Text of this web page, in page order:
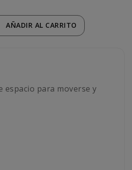
AÑADIR AL CARRITO
para moverse y